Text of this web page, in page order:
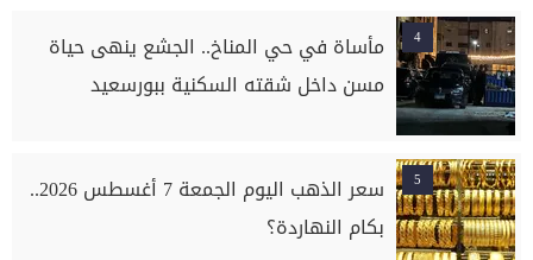
4
مأساة في حي المناخ.. الجشع ينهى حياة
مسن داخل شقته السكنية ببورسعيد
5
سعر الذهب اليوم الجمعة 7 أغسطس 2026..
بكام النهاردة؟